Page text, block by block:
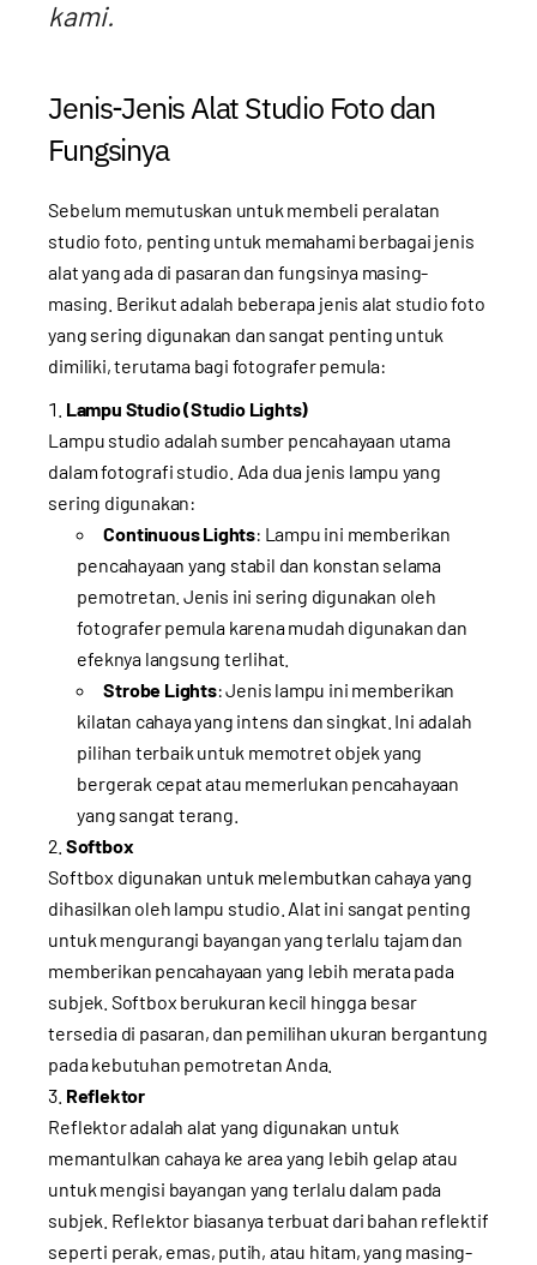
kami.
Jenis-Jenis Alat Studio Foto dan
Fungsinya
Sebelum memutuskan untuk membeli peralatan
studio foto, penting untuk memahami berbagai jenis
alat yang ada di pasaran dan fungsinya masing-
masing. Berikut adalah beberapa jenis alat studio foto
yang sering digunakan dan sangat penting untuk
dimiliki, terutama bagi fotografer pemula:
Lampu Studio (Studio Lights)
Lampu studio adalah sumber pencahayaan utama
dalam fotografi studio. Ada dua jenis lampu yang
sering digunakan:
Continuous Lights: Lampu ini memberikan
pencahayaan yang stabil dan konstan selama
pemotretan. Jenis ini sering digunakan oleh
fotografer pemula karena mudah digunakan dan
efeknya langsung terlihat.
Strobe Lights: Jenis lampu ini memberikan
kilatan cahaya yang intens dan singkat. Ini adalah
pilihan terbaik untuk memotret objek yang
bergerak cepat atau memerlukan pencahayaan
yang sangat terang.
Softbox
Softbox digunakan untuk melembutkan cahaya yang
dihasilkan oleh lampu studio. Alat ini sangat penting
untuk mengurangi bayangan yang terlalu tajam dan
memberikan pencahayaan yang lebih merata pada
subjek. Softbox berukuran kecil hingga besar
tersedia di pasaran, dan pemilihan ukuran bergantung
pada kebutuhan pemotretan Anda.
Reflektor
Reflektor adalah alat yang digunakan untuk
memantulkan cahaya ke area yang lebih gelap atau
untuk mengisi bayangan yang terlalu dalam pada
subjek. Reflektor biasanya terbuat dari bahan reflektif
seperti perak, emas, putih, atau hitam, yang masing-